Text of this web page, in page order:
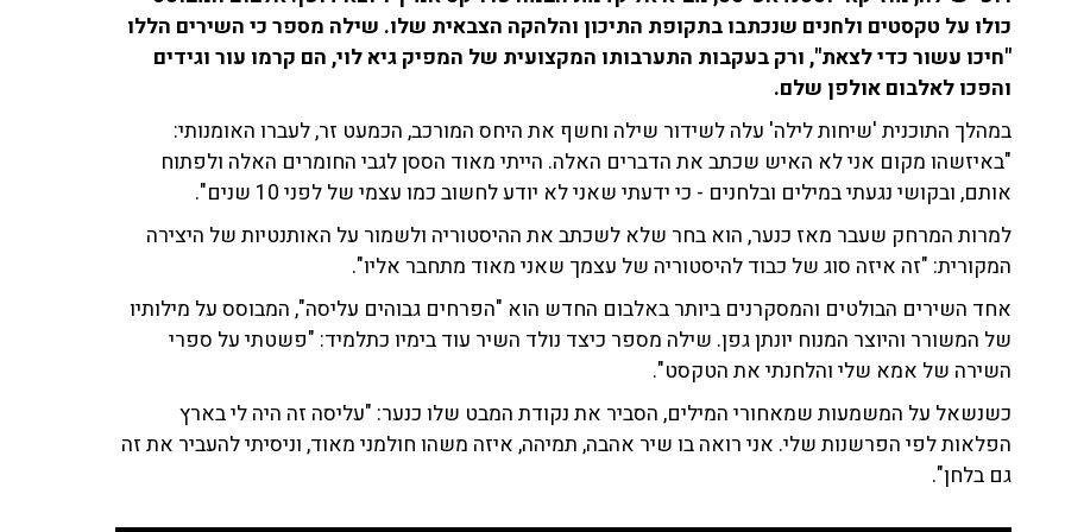
כולו על טקסטים ולחנים שנכתבו בתקופת התיכון והלהקה הצבאית שלו. שילה מספר כי השירים הללו
"חיכו עשור כדי לצאת", ורק בעקבות התערבותו המקצועית של המפיק גיא לוי, הם קרמו עור וגידים
והפכו לאלבום אולפן שלם.
במהלך התוכנית 'שיחות לילה' עלה לשידור שילה וחשף את היחס המורכב, הכמעט זר, לעברו האומנותי:
"באיזשהו מקום אני לא האיש שכתב את הדברים האלה. הייתי מאוד הססן לגבי החומרים האלה ולפתוח
אותם, ובקושי נגעתי במילים ובלחנים - כי ידעתי שאני לא יודע לחשוב כמו עצמי של לפני 10 שנים".
למרות המרחק שעבר מאז כנער, הוא בחר שלא לשכתב את ההיסטוריה ולשמור על האותנטיות של היצירה
המקורית: "זה איזה סוג של כבוד להיסטוריה של עצמך שאני מאוד מתחבר אליו".
אחד השירים הבולטים והמסקרנים ביותר באלבום החדש הוא "הפרחים גבוהים עליסה", המבוסס על מילותיו
של המשורר והיוצר המנוח יונתן גפן. שילה מספר כיצד נולד השיר עוד בימיו כתלמיד: "פשטתי על ספרי
השירה של אמא שלי והלחנתי את הטקסט".
כשנשאל על המשמעות שמאחורי המילים, הסביר את נקודת המבט שלו כנער: "עליסה זה היה לי בארץ
הפלאות לפי הפרשנות שלי. אני רואה בו שיר אהבה, תמיהה, איזה משהו חולמני מאוד, וניסיתי להעביר את זה
גם בלחן".